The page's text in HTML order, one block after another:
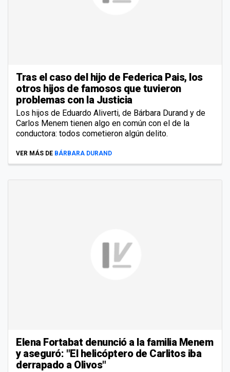
Tras el caso del hijo de Federica Pais, los
otros hijos de famosos que tuvieron
problemas con la Justicia
Los hijos de Eduardo Aliverti, de Bárbara Durand y de
Carlos Menem tienen algo en común con el de la
conductora: todos cometieron algún delito.
VER MÁS DE BÁRBARA DURAND
Elena Fortabat denunció a la familia Menem
y aseguró: "El helicóptero de Carlitos iba
derrapado a Olivos"